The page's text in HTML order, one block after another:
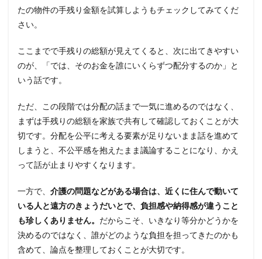
たの物件の手残り金額を試算しようもチェックしてみてくだ
さい。
ここまでで手残りの総額が見えてくると、次に出てきやすい
のが、「では、そのお金を誰にいくらずつ配分するのか」と
いう話です。
ただ、この段階では分配の話まで一気に進めるのではなく、
まずは手残りの総額を家族で共有して確認しておくことが大
切です。分配を公平に考える要素が足りないまま話を進めて
しまうと、不公平感を抱えたまま議論することになり、かえ
って話が止まりやすくなります。
一方で、 介護の問題などがある場合は、近くに住んで動いて
いる人と遠方のきょうだいとで、負担感や納得感が違うこと
も珍しくありません。 だからこそ、いきなり等分かどうかを
決めるのではなく、誰がどのような負担を担ってきたのかも
含めて、論点を整理しておくことが大切です。